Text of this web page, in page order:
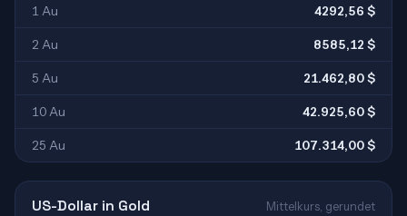
1 Au 4292,56 $
2 Au 8585,12 $
5 Au 21.462,80 $
10 Au 42.925,60 $
25 Au 107.314,00 $
US-Dollar in Gold Mittelkurs, gerundet